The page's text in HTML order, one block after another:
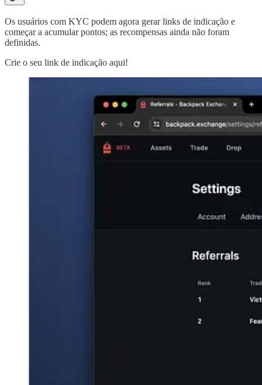
Os usuários com KYC podem agora gerar links de indicação e
começar a acumular pontos; as recompensas ainda não foram
definidas.
Crie o seu link de indicação aqui!